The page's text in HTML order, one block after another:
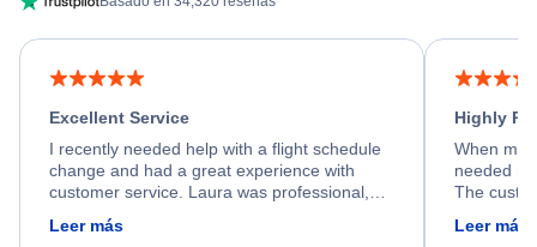
Excellent Service
I recently needed help with a flight schedule
change and had a great experience with
customer service. Laura was professional,
friendly, and very helpful throughout the
process. She quickly found a solution and
Leer más
Highly
When my
needed
The
calm,
Leer más